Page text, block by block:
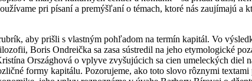
pri písaní a premýšľaní o témach, ktoré nás zaujímajú a
aby prišli s vlastným pohľadom na termín kapitál. Vo
Boris Ondreička sa zasa sústredil na jeho etymologické
Országhová o vplyve zvyšujúcich sa cien umeleckých diel
formy kapitálu. Pozorujeme, ako toto slovo rôznymi